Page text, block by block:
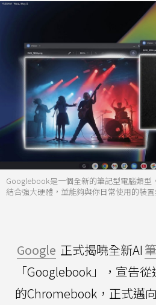
Googlebook是一個全新的筆記型電腦類型
結合強大硬體，並能夠與你日常使用的裝
Google 正式揭曉全新AI
「Googlebook」，宣告
的Chromebook，正式邁